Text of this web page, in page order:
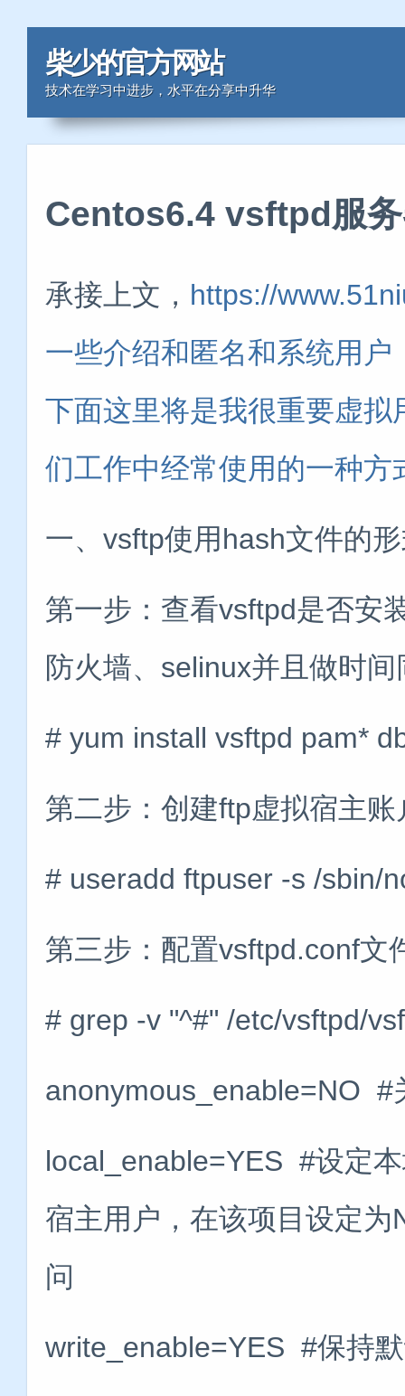
柴少的官方网站
技术在学习中进步，水平在分享中升华
Centos6.4 vsftpd服
承接上文， https://
一些介绍和匿名和系统用
下面这里将是我很重要虚
们工作中经常使用的一种方
一、vsftp使用hash文件的
第一步：查看vsftpd是否安
防火墙、selinux并且做时间
# yum install vsftpd pam*
第二步：创建ftp虚拟宿主账
# useradd ftpuser -s /sbin/
第三步：配置vsftpd.conf文
# grep -v "^#" /etc/
anonymous_enable=NO #
local_enable=YES #设定
宿主用户，在该项目设定
问
write_enable=YES #保持